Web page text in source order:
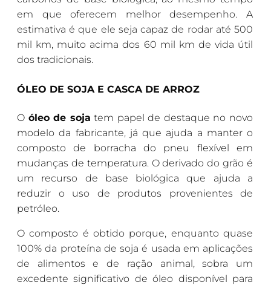
em que oferecem melhor desempenho. A
estimativa é que ele seja capaz de rodar até 500
mil km, muito acima dos 60 mil km de vida útil
dos tradicionais.
ÓLEO DE SOJA E CASCA DE ARROZ
O óleo de soja tem papel de destaque no novo
modelo da fabricante, já que ajuda a manter o
composto de borracha do pneu flexível em
mudanças de temperatura. O derivado do grão é
um recurso de base biológica que ajuda a
reduzir o uso de produtos provenientes de
petróleo.
O composto é obtido porque, enquanto quase
100% da proteína de soja é usada em aplicações
de alimentos e de ração animal, sobra um
excedente significativo de óleo disponível para